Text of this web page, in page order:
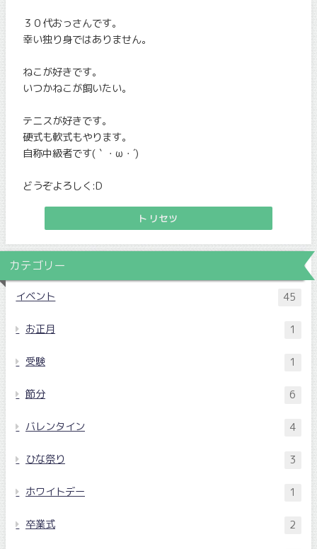
３０代おっさんです。
幸い独り身ではありません。
ねこが好きです。
いつかねこが飼いたい。
テニスが好きです。
硬式も軟式もやります。
自称中級者です(｀・ω・´)
どうぞよろしく:D
トリセツ
カテゴリー
イベント 45
お正月 1
受験 1
節分 6
バレンタイン 4
ひな祭り 3
ホワイトデー 1
卒業式 2